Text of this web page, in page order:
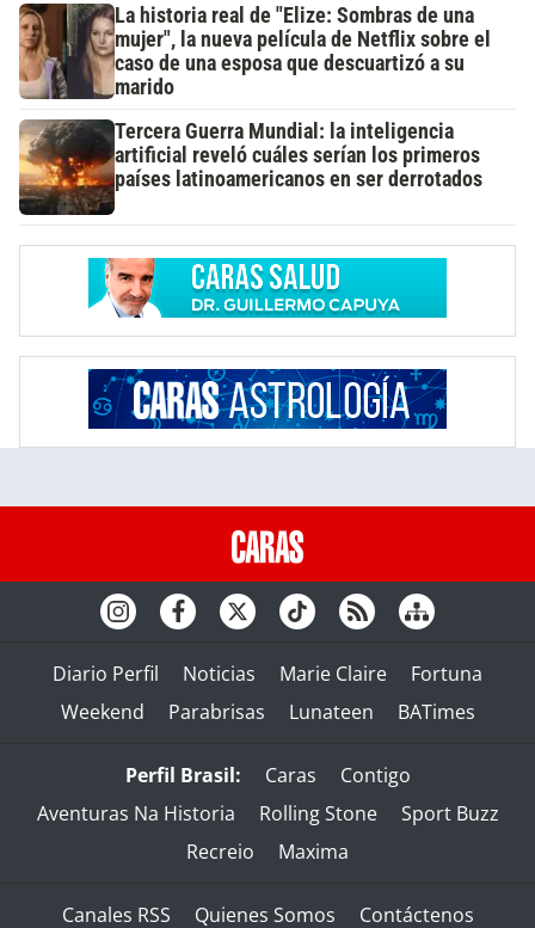
La historia real de "Elize: Sombras de una
mujer", la nueva película de Netflix sobre el
caso de una esposa que descuartizó a su
marido
Tercera Guerra Mundial: la inteligencia
artificial reveló cuáles serían los primeros
países latinoamericanos en ser derrotados
Diario Perfil Noticias Marie Claire
Fortuna
Weekend
Parabrisas Lunateen BATimes
Perfil Brasil: Caras
Contigo
Aventuras Na Historia
Rolling Stone
Sport Buzz
Recreio
Maxima
Canales RSS Quienes Somos Contáctenos